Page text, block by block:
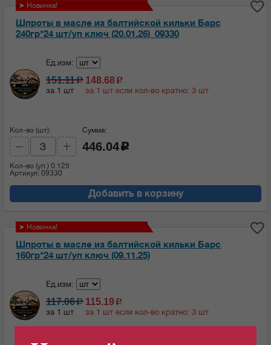
➤ Новинка!
Шпроты в масле из балтийской кильки Барс
240гр*24 шт/уп ключ (20.01.26)_09330
Ед.изм:
151.11c
за 1 шт
148.68c
за 1 шт если кол-во кратно: 3 шт
Кол-во (шт):
Кол-во (уп.) 0.125
Артикул: 09330
Сумма:
446.04 c
Добавить в корзину
➤ Новинка!
Шпроты в масле из балтийской кильки Барс
160гр*24 шт/уп ключ (09.11.25)
Ед.изм:
117.06c
за 1 шт
115.19c
за 1 шт если кол-во кратно: 3 шт